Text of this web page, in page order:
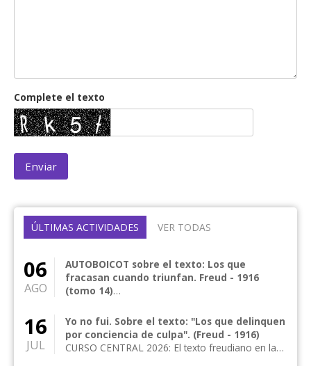
Complete el texto
ÚLTIMAS ACTIVIDADES VER TODAS
06
AGO
AUTOBOICOT sobre el texto: Los que
fracasan cuando triunfan. Freud - 1916
(tomo 14)
clínica actual Curso central anual de frecuencia
me...
16
JUL
Yo no fui. Sobre el texto: "Los que delinquen
por conciencia de culpa". (Freud - 1916)
CURSO CENTRAL 2026: El texto freudiano en la